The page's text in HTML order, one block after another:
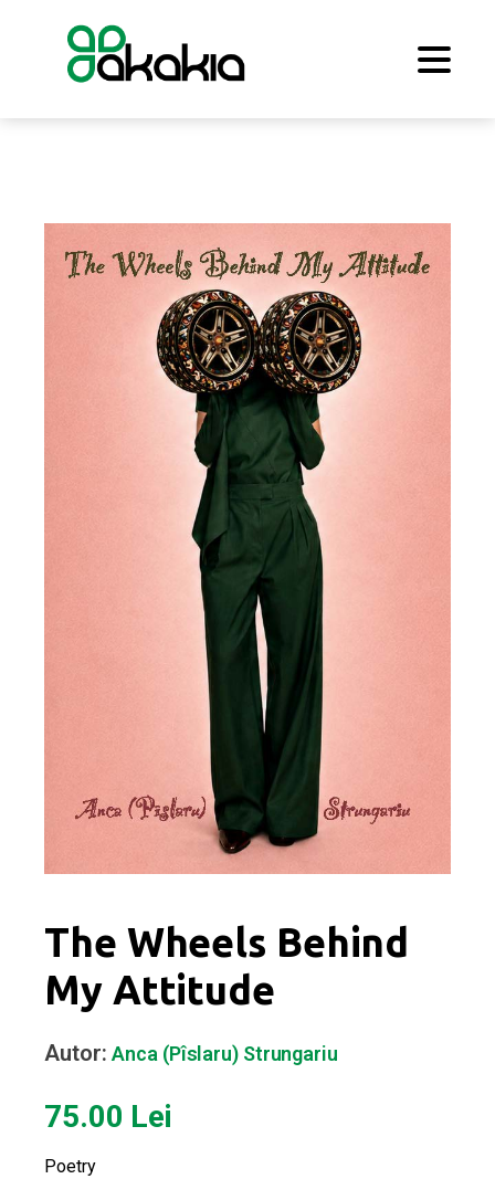
The Wheels Behind
My Attitude
Autor:Anca (Pîslaru) Strungariu
75.00 Lei
Poetry